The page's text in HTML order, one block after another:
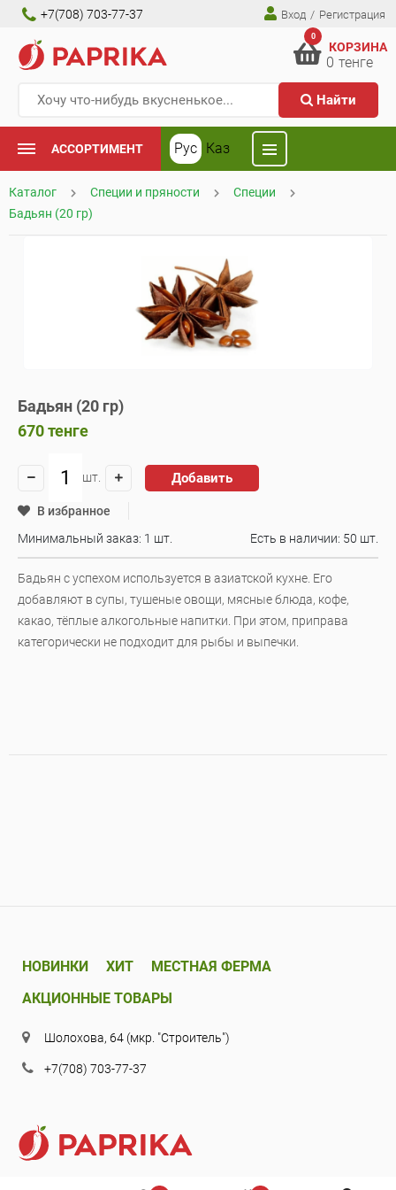
+7(708) 703-77-37 Вход / Регистрация
Найти
0
КОРЗИНА
0 тенге
АССОРТИМЕНТ Рус Каз
Каталог Специи и пряности
Специи
Бадьян (20 гр)
Бадьян (20 гр)
670тенге
шт. Добавить
В избранное
Минимальный заказ: 1 шт.
Есть в наличии: 50 шт.
Бадьян с успехом используется в азиатской кухне. Его
добавляют в супы, тушеные овощи, мясные блюда, кофе,
какао, тёплые алкогольные напитки. При этом, приправа
категорически не подходит для рыбы и выпечки.
НОВИНКИ ХИТ
МЕСТНАЯ ФЕРМА
АКЦИОННЫЕ ТОВАРЫ
Шолохова, 64 (мкр. "Строитель")
+7(708) 703-77-37